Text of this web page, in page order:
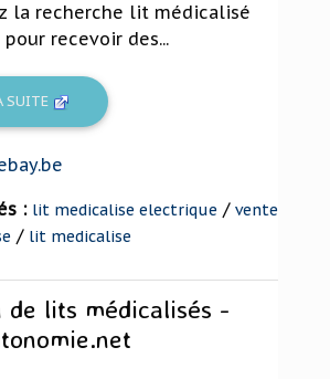
la recherche lit médicalisé
recevoir des...
SUITE
: lit medicalise electrique / vente
/ lit medicalise
de lits médicalisés -